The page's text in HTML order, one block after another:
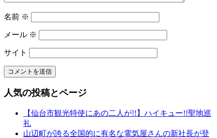
名前 ※
メール ※
サイト
人気の投稿とページ
【仙台市観光特使にあの二人が!!】ハイキュー!!聖地巡
礼
山辺町が誇る全国的に有名な電気屋さんの新社長が登